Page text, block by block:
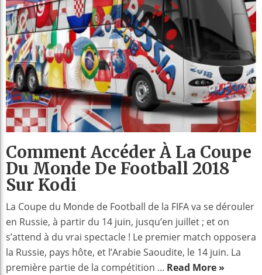
Comment Accéder À La Coupe
Du Monde De Football 2018
Sur Kodi
La Coupe du Monde de Football de la FIFA va se dérouler
en Russie, à partir du 14 juin, jusqu’en juillet ; et on
s’attend à du vrai spectacle ! Le premier match opposera
la Russie, pays hôte, et l’Arabie Saoudite, le 14 juin. La
première partie de la compétition ... Read More »